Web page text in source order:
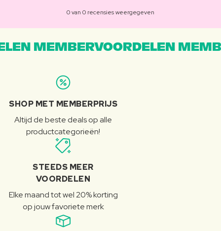
0 van 0 recensies weergegeven
MEMBERVOORDELEN
SHOP MET MEMBERPRIJS
Altijd de beste deals op alle
productcategorieën!
STEEDS MEER
VOORDELEN
Elke maand tot wel 20% korting
op jouw favoriete merk